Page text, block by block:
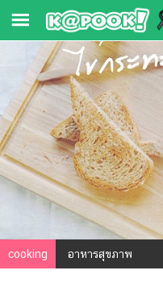
ข่าว-
ความ
รู้
ข่าว
ข่าว
บันเทิง
หวย
cooking อาหารสุขภาพ